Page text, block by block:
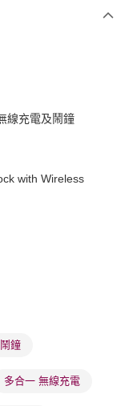
SF順豐速運或京東
線充電及鬧鐘
with Wireless
鐘
多合一 無線充電